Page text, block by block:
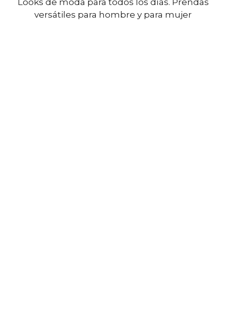
Looks de moda para todos los días. Prendas
versátiles para hombre y para mujer